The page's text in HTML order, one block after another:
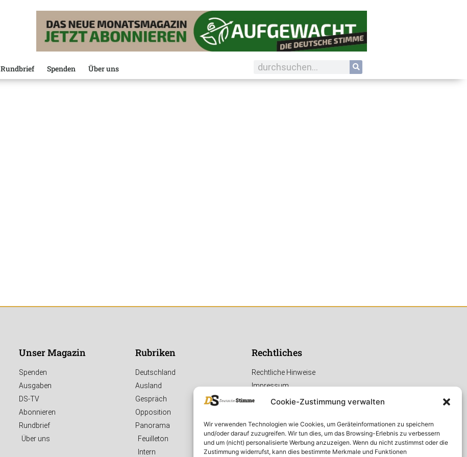
Cookie-Zustimmung verwalten
Wir verwenden Technologien wie Cookies, um Geräteinformationen zu speichern
und/oder darauf zuzugreifen. Wir tun dies, um das Browsing-Erlebnis zu verbessern
und um (nicht) personalisierte Werbung anzuzeigen. Wenn du nicht zustimmst oder die
Zustimmung widerrufst, kann dies bestimmte Merkmale und Funktionen
Rundbrief Spenden Über uns
Unser Magazin
Spenden
Ausgaben
DS-TV
Abonnieren
Rundbrief
Über uns
Rubriken
Deutschland
Ausland
Gespräch
Opposition
Panorama
Feuilleton
Intern
Rechtliches
Rechtliche Hinweise
Impressum
Datenschutzerklärung